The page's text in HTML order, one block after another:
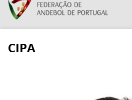
CIPA